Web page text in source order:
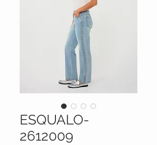
ESQUALO-
2612009